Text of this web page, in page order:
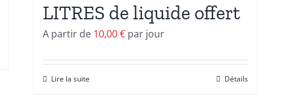
LITRES de liquide offert
A partir de 10,00€par jour
Lire la suite Détails